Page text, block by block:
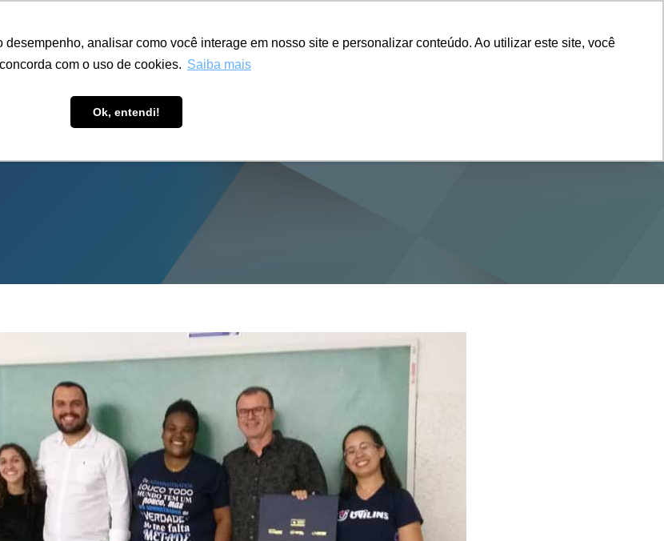
analisar como você interage em nosso site e personalizar conteúdo. Ao utilizar este site, você
concorda com o uso de cookies. Saiba mais
Ok, entendi!
CAPACITAÇÃO EXTENSÃO PESQUISA